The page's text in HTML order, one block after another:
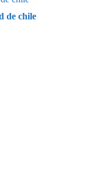
de chile